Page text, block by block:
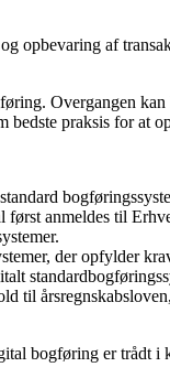
opbevaring af
Overgangen
bedste praksis for at
først anmeldes til
der opfylder
til
bogføring er trådt